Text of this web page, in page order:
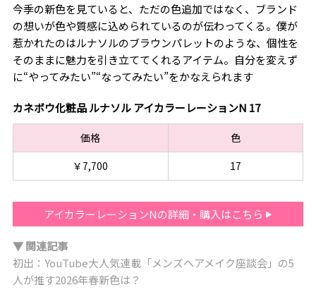
今季の新色を見ていると、ただの色追加ではなく、ブランド
の想いが色や質感に込められているのが伝わってくる。僕が
惹かれたのはルナソルのブラウンパレットのような、個性を
そのままに魅力を引き立ててくれるアイテム。自分を変えず
に“やってみたい”“なってみたい”をかなえられます
カネボウ化粧品 ルナソル アイカラーレーションN 17
価格
色
￥7,700
17
アイカラーレーションNの詳細・購入はこちら
▼ 関連記事
初出：YouTube大人気連載「メンズヘアメイク座談会」の5
人が推す2026年春新色は？